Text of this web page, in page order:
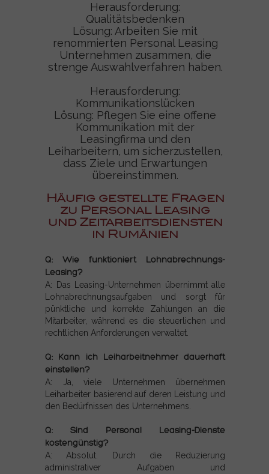
Herausforderung:
Qualitätsbedenken
Lösung: Arbeiten Sie mit
renommierten Personal Leasing
Unternehmen zusammen, die
strenge Auswahlverfahren haben.
Herausforderung:
Kommunikationslücken
Lösung: Pflegen Sie eine offene
Kommunikation mit der
Leasingfirma und den
Leiharbeitern, um sicherzustellen,
dass Ziele und Erwartungen
übereinstimmen.
Häufig gestellte Fragen
zu Personal Leasing
und Zeitarbeitsdiensten
in Rumänien
Q: Wie funktioniert Lohnabrechnungs-
Leasing?
A: Das Leasing-Unternehmen übernimmt alle
Lohnabrechnungsaufgaben und sorgt für
pünktliche und korrekte Zahlungen an die
Mitarbeiter, während es die steuerlichen und
rechtlichen Anforderungen verwaltet.
Q: Kann ich Leiharbeitnehmer dauerhaft
einstellen?
A: Ja, viele Unternehmen übernehmen
Leiharbeiter basierend auf deren Leistung und
den Bedürfnissen des Unternehmens.
Q: Sind Personal Leasing-Dienste
kostengünstig?
A: Absolut. Durch die Reduzierung
administrativer Aufgaben und